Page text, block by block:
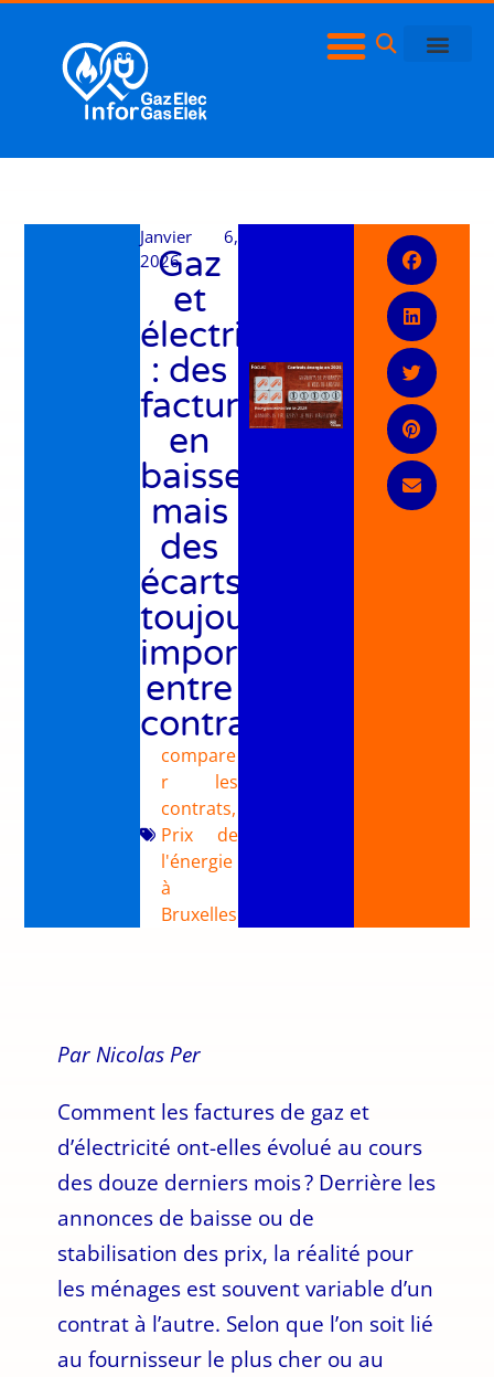
Janvier 6,
2026
Gaz
et
électricité
: des
factures
en
baisse,
mais
des
écarts
toujours
importants
entre
contrats
compare
r les
contrats,
Prix de
l'énergie
à
Bruxelles
Par Nicolas Per
Comment les factures de gaz et
d’électricité ont-elles évolué au cours
des douze derniers mois ? Derrière les
annonces de baisse ou de
stabilisation des prix, la réalité pour
les ménages est souvent variable d’un
contrat à l’autre. Selon que l’on soit lié
au fournisseur le plus cher ou au